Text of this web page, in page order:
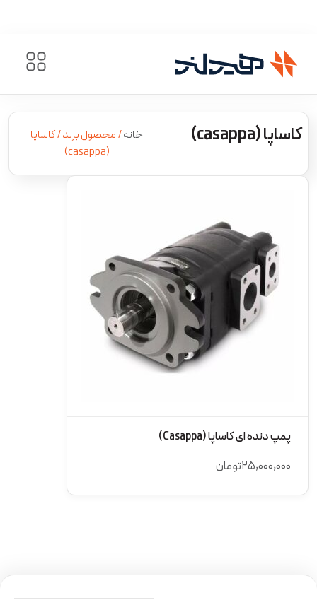
کاساپا (casappa) خانه/ محصول برند / کاساپا
(casappa)
پمپ دنده ای کاساپا (Casappa)
۲۵,۰۰۰,۰۰۰تومان